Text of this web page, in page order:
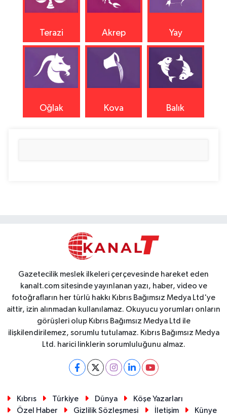
Terazi Akrep Yay
Oğlak Kova Balık
Gazetecilik meslek ilkeleri çerçevesinde hareket eden
kanalt.com sitesinde yayınlanan yazı, haber, video ve
fotoğrafların her türlü hakkı Kıbrıs Bağımsız Medya Ltd'ye
aittir, izin alınmadan kullanılamaz. Okuyucu yorumları onların
görüşleri olup Kıbrıs Bağımsız Medya Ltd ile
ilişkilendirilemez, sorumlu tutulamaz. Kıbrıs Bağımsız Medya
Ltd. harici linklerin sorumluluğunu almaz.
Kıbrıs Türkiye Dünya
Köşe Yazarları
Özel Haber
Gizlilik Sözleşmesi İletişim Künye